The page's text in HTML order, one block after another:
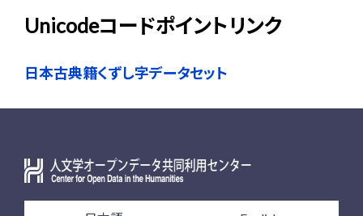
Unicodeコードポイントリンク
日本古典籍くずし字データセット